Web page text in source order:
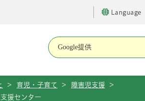
Language
> 育児・子育て > 障害児支援
>
援センター